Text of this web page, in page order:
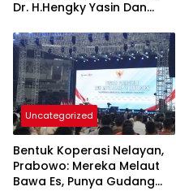
Dr. H.Hengky Yasin Dan
DPC PKB Takalar dan Ketua
DPW PB Prov- Sulsel
Uncategorized
Bentuk Koperasi Nelayan,
Prabowo: Mereka Melaut
Bawa Es, Punya Gudang